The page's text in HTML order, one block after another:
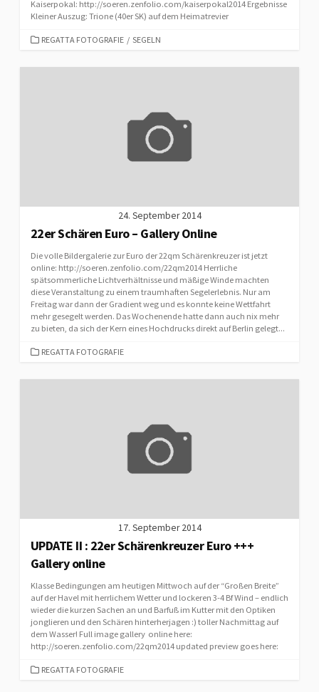
Kaiserpokal: http://soeren.zenfolio.com/kaiserpokal2014 Ergebnisse
Kleiner Auszug: Trione (40er SK) auf dem Heimatrevier
CATEGORIES
REGATTA FOTOGRAFIE / SEGELN
24. September 2014
22er Schären Euro – Gallery Online
Die volle Bildergalerie zur Euro der 22qm Schärenkreuzer ist jetzt
online: http://soeren.zenfolio.com/22qm2014 Herrliche
spätsommerliche Lichtverhältnisse und mäßige Winde machten
diese Veranstaltung zu einem traumhaften Segelerlebnis. Nur am
Freitag war dann der Gradient weg und es konnte keine Wettfahrt
mehr gesegelt werden. Das Wochenende hatte dann auch nix mehr
zu bieten, da sich der Kern eines Hochdrucks direkt auf Berlin gelegt...
CATEGORIES
REGATTA FOTOGRAFIE
17. September 2014
UPDATE II : 22er Schärenkreuzer Euro +++
Gallery online
Klasse Bedingungen am heutigen Mittwoch auf der “Großen Breite”
auf der Havel mit herrlichem Wetter und lockeren 3-4 Bf Wind – endlich
wieder die kurzen Sachen an und Barfuß im Kutter mit den Optiken
jonglieren und den Schären hinterherjagen :) toller Nachmittag auf
dem Wasser! Full image gallery online here:
http://soeren.zenfolio.com/22qm2014 updated preview goes here:
CATEGORIES
REGATTA FOTOGRAFIE